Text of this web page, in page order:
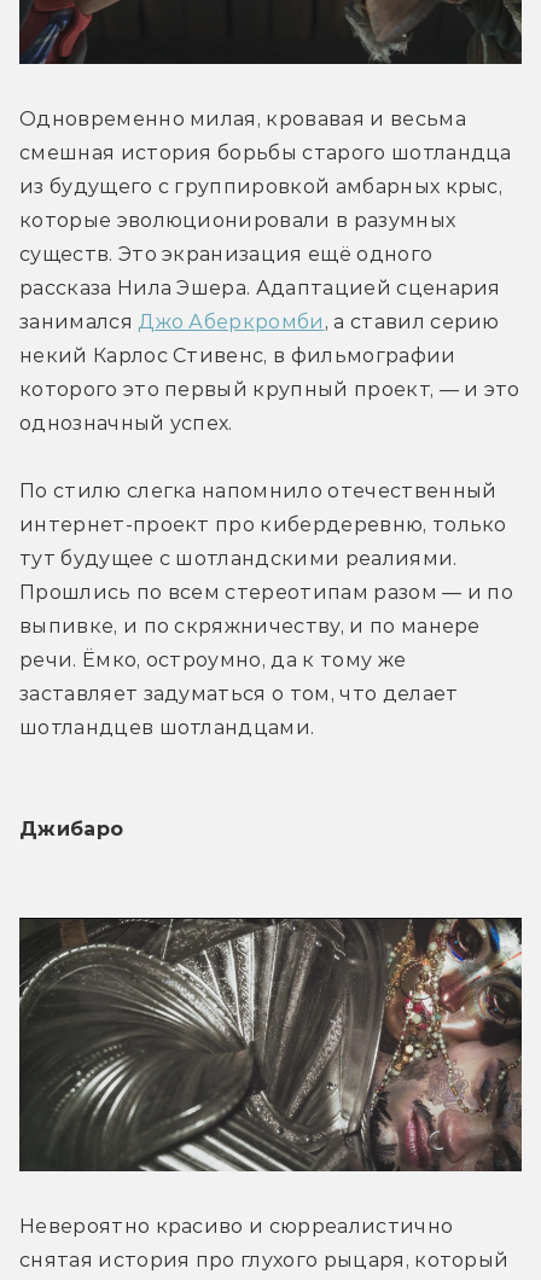
Одновременно милая, кровавая и весьма
смешная история борьбы старого шотландца
из будущего с группировкой амбарных крыс,
которые эволюционировали в разумных
существ. Это экранизация ещё одного
рассказа Нила Эшера. Адаптацией сценария
занимался Джо Аберкромби , а ставил серию
некий Карлос Стивенс, в фильмографии
которого это первый крупный проект, — и это
однозначный успех.
По стилю слегка напомнило отечественный
интернет-проект про кибердеревню, только
тут будущее с шотландскими реалиями.
Прошлись по всем стереотипам разом — и по
выпивке, и по скряжничеству, и по манере
речи. Ёмко, остроумно, да к тому же
заставляет задуматься о том, что делает
шотландцев шотландцами.
Джибаро
Невероятно красиво и сюрреалистично
снятая история про глухого рыцаря, который